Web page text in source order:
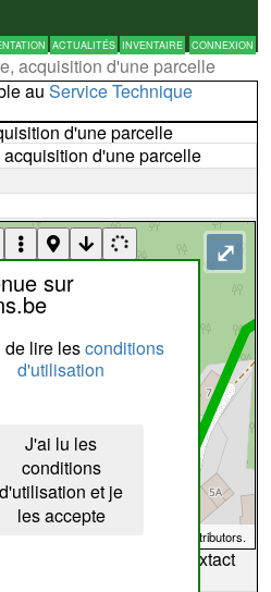
ACTUALITÉS INVENTAIRE CONNEXION
acquisition d'une parcelle
sur
de lire lesconditions
d'utilisation
J'ai lu les
conditions
d'utilisation et je
les accepte
au Service Technique
d'une parcelle
d'une parcelle
contributors.
⤢
ne pas refléter l'endroit extact